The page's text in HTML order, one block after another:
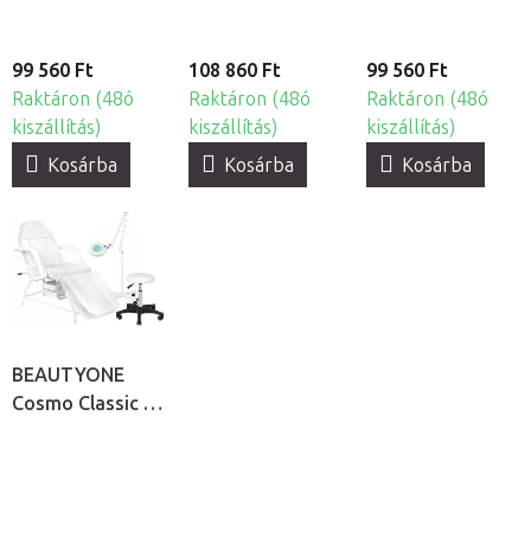
99 560 Ft
Raktáron (48ó
kiszállítás)
Kosárba
108 860 Ft
Raktáron (48ó
kiszállítás)
Kosárba
99 560 Ft
Raktáron (48ó
kiszállítás)
Kosárba
BEAUTYONE
Cosmo Classic S4